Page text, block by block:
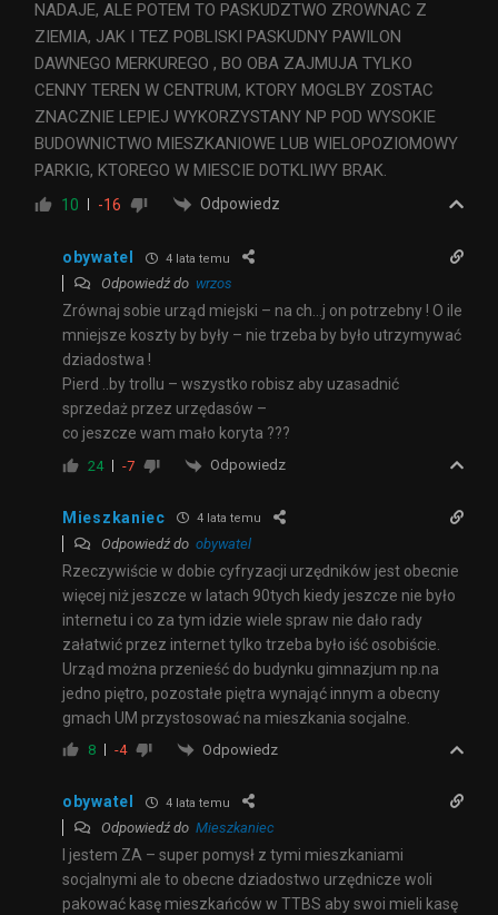
NADAJE, ALE POTEM TO PASKUDZTWO ZROWNAC Z
ZIEMIA, JAK I TEZ POBLISKI PASKUDNY PAWILON
DAWNEGO MERKUREGO , BO OBA ZAJMUJA TYLKO
CENNY TEREN W CENTRUM, KTORY MOGLBY ZOSTAC
ZNACZNIE LEPIEJ WYKORZYSTANY NP POD WYSOKIE
BUDOWNICTWO MIESZKANIOWE LUB WIELOPOZIOMOWY
PARKIG, KTOREGO W MIESCIE DOTKLIWY BRAK.
10 -16 Odpowiedz
obywatel 4 lata temu
Odpowiedź do wrzos
Zrównaj sobie urząd miejski – na ch…j on potrzebny ! O ile
mniejsze koszty by były – nie trzeba by było utrzymywać
dziadostwa !
Pierd ..by trollu – wszystko robisz aby uzasadnić
sprzedaż przez urzędasów –
co jeszcze wam mało koryta ???
24 -7 Odpowiedz
Mieszkaniec 4 lata temu
Odpowiedź do obywatel
Rzeczywiście w dobie cyfryzacji urzędników jest obecnie
więcej niż jeszcze w latach 90tych kiedy jeszcze nie było
internetu i co za tym idzie wiele spraw nie dało rady
załatwić przez internet tylko trzeba było iść osobiście.
Urząd można przenieść do budynku gimnazjum np.na
jedno piętro, pozostałe piętra wynająć innym a obecny
gmach UM przystosować na mieszkania socjalne.
8 -4 Odpowiedz
obywatel 4 lata temu
Odpowiedź do Mieszkaniec
I jestem ZA – super pomysł z tymi mieszkaniami
socjalnymi ale to obecne dziadostwo urzędnicze woli
pakować kasę mieszkańców w TTBS aby swoi mieli kasę